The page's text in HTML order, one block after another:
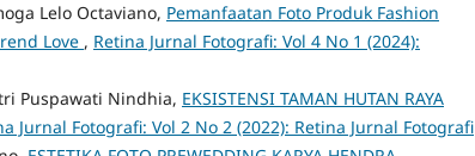
Lelo Octaviano, Pemanfaatan Foto Produk Fashion
Love , Retina Jurnal Fotografi: Vol 4 No 1 (2024):
Puspawati Nindhia, EKSISTENSI TAMAN HUTAN RAYA
Jurnal Fotografi: Vol 2 No 2 (2022): Retina Jurnal Fotografi